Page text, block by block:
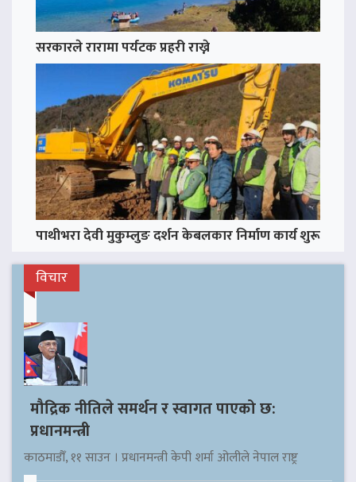
सरकारले रारामा पर्यटक प्रहरी राख्ने
पाथीभरा देवी मुकुम्लुङ दर्शन केबलकार निर्माण कार्य शुरू
विचार
मौद्रिक नीतिले समर्थन र स्वागत पाएको छ:
प्रधानमन्त्री
काठमाडौँ, ११ साउन । प्रधानमन्त्री केपी शर्मा ओलीले नेपाल राष्ट्र